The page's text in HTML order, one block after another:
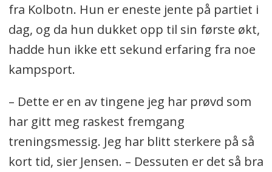
fra Kolbotn. Hun er eneste jente på partiet i
dag, og da hun dukket opp til sin første økt,
hadde hun ikke ett sekund erfaring fra noe
kampsport.
– Dette er en av tingene jeg har prøvd som
har gitt meg raskest fremgang
treningsmessig. Jeg har blitt sterkere på så
kort tid, sier Jensen. – Dessuten er det så bra